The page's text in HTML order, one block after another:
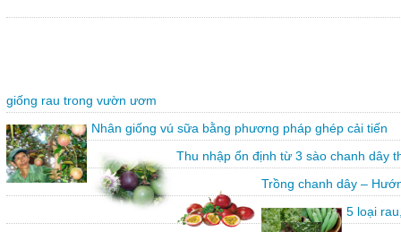
giống rau trong vườn ươm
Nhân giống vú sữa bằng phương pháp ghép cải tiến
Thu nhập ổn định từ 3 sào chanh dây
Trồng chanh dây –
5 loại